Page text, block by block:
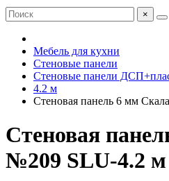
×
Мебель для кухни
Стеновые панели
Стеновые панели
4.2 м
Стеновая панель 6 мм
Стеновая
№209 SLU-4.2 м